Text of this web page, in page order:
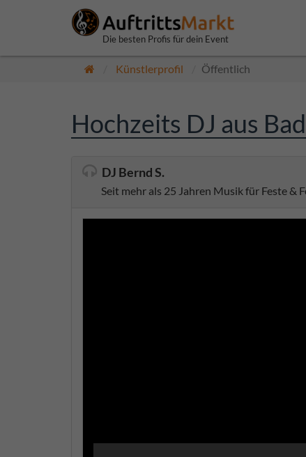
Die besten Profis für dein Event
Künstlerprofil Öffentlich
Hochzeits DJ aus
DJ Bernd S.
Seit mehr als 25 Jahren Musik für Feste &